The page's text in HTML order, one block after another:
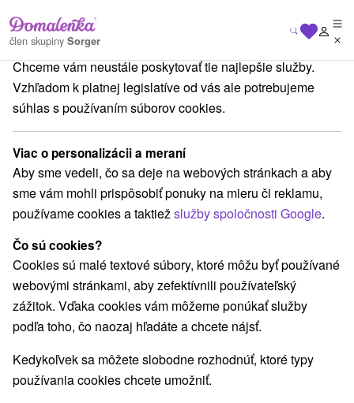
člen skupiny Sorger
kraj Dolný Kubín Lyžiarske stredisko Ski Park Kubínska hoľa
Lyžiarske stredisko Ski Park
Kubínska hoľa
Domovská stránka Navigovať do miesta
+421 915 595 311
Facebook
Google recenzie
Ski Park Kubínska hoľa
026 01 Dolný Kubín
GPS:
N +49° 15' 41.92''
E +19° 15' 42.04''
Na vašom súkromí nám záleží
Chceme vám neustále poskytovať tie najlepšie služby.
Vzhľadom k platnej legislatíve od vás ale potrebujeme
súhlas s používaním súborov cookies.
Viac o personalizácii a meraní
Aby sme vedeli, čo sa deje na webových stránkach a aby
sme vám mohli prispôsobiť ponuky na mieru či reklamu,
používame cookies a taktiežslužby spoločnosti Google.
Čo sú cookies?
Cookies sú malé textové súbory, ktoré môžu byť používané
webovými stránkami, aby zefektívnili používateľský
zážitok. Vďaka cookies vám môžeme ponúkať služby
podľa toho, čo naozaj hľadáte a chcete nájsť.
Kedykoľvek sa môžete slobodne rozhodnúť, ktoré typy
používania cookies chcete umožniť.